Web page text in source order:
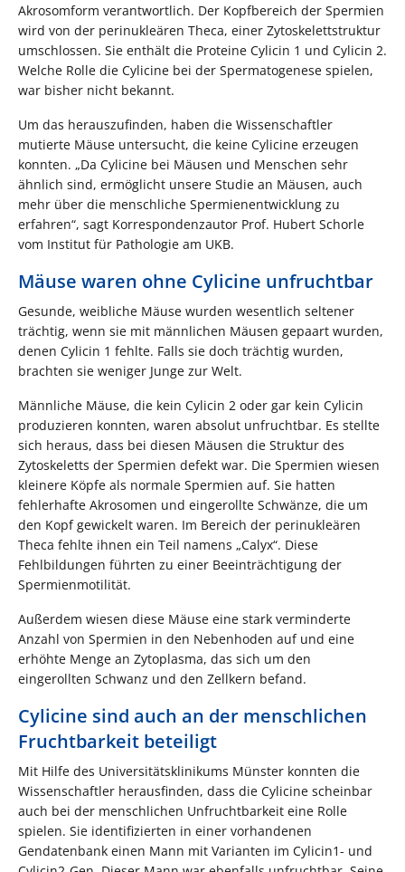
Akrosomform verantwortlich. Der Kopfbereich der Spermien
wird von der perinukleären Theca, einer Zytoskelettstruktur
umschlossen. Sie enthält die Proteine Cylicin 1 und Cylicin 2.
Welche Rolle die Cylicine bei der Spermatogenese spielen,
war bisher nicht bekannt.
Um das herauszufinden, haben die Wissenschaftler
mutierte Mäuse untersucht, die keine Cylicine erzeugen
konnten. „Da Cylicine bei Mäusen und Menschen sehr
ähnlich sind, ermöglicht unsere Studie an Mäusen, auch
mehr über die menschliche Spermienentwicklung zu
erfahren“, sagt Korrespondenzautor Prof. Hubert Schorle
vom Institut für Pathologie am UKB.
Mäuse waren ohne Cylicine unfruchtbar
Gesunde, weibliche Mäuse wurden wesentlich seltener
trächtig, wenn sie mit männlichen Mäusen gepaart wurden,
denen Cylicin 1 fehlte. Falls sie doch trächtig wurden,
brachten sie weniger Junge zur Welt.
Männliche Mäuse, die kein Cylicin 2 oder gar kein Cylicin
produzieren konnten, waren absolut unfruchtbar. Es stellte
sich heraus, dass bei diesen Mäusen die Struktur des
Zytoskeletts der Spermien defekt war. Die Spermien wiesen
kleinere Köpfe als normale Spermien auf. Sie hatten
fehlerhafte Akrosomen und eingerollte Schwänze, die um
den Kopf gewickelt waren. Im Bereich der perinukleären
Theca fehlte ihnen ein Teil namens „Calyx“. Diese
Fehlbildungen führten zu einer Beeinträchtigung der
Spermienmotilität.
Außerdem wiesen diese Mäuse eine stark verminderte
Anzahl von Spermien in den Nebenhoden auf und eine
erhöhte Menge an Zytoplasma, das sich um den
eingerollten Schwanz und den Zellkern befand.
Cylicine sind auch an der menschlichen
Fruchtbarkeit beteiligt
Mit Hilfe des Universitätsklinikums Münster konnten die
Wissenschaftler herausfinden, dass die Cylicine scheinbar
auch bei der menschlichen Unfruchtbarkeit eine Rolle
spielen. Sie identifizierten in einer vorhandenen
Gendatenbank einen Mann mit Varianten im Cylicin1- und